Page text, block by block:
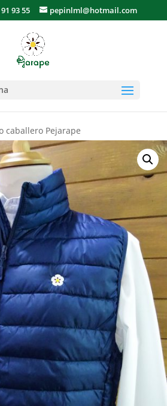
93 55 pepinlml@hotmail.com
caballero Pejarape